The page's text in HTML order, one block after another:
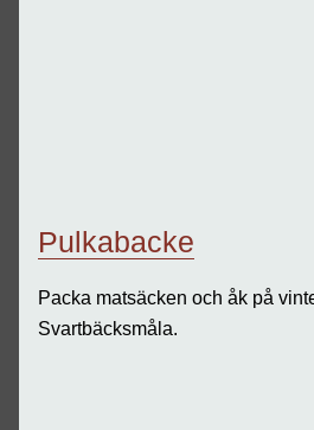
Pulkabacke
Packa matsäcken och åk på
Svartbäcksmåla.